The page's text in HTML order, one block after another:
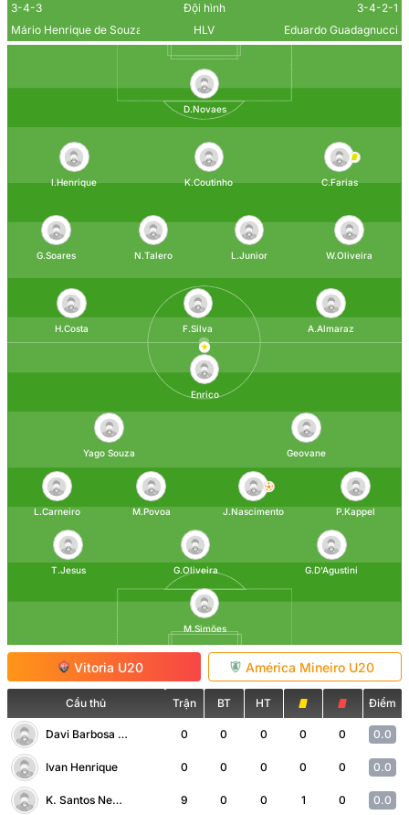
3-4-3
Đội hình
3-4-2-1
Mário Henrique de Souza Rocha
HLV Eduardo Guadagnucci
D.Novaes
I.Henrique K.Coutinho C.Farias
G.Soares N.Talero L.Junior W.Oliveira
H.Costa F.Silva A.Almaraz
M.Simões
G.D'Agustini
G.Oliveira
T.Jesus
P.Kappel
J.Nascimento
M.Povoa
L.Carneiro
Geovane
Yago Souza
Enrico
Vitoria U20 América Mineiro U20
Cầu thủ Trận BT HT Điểm
Davi Barbosa da Silva Novaes 0 0 0 0 0 0.0
Ivan Henrique 0 0 0 0 0 0.0
K. Santos Neves Coutinho 9 0 0 1 0 0.0